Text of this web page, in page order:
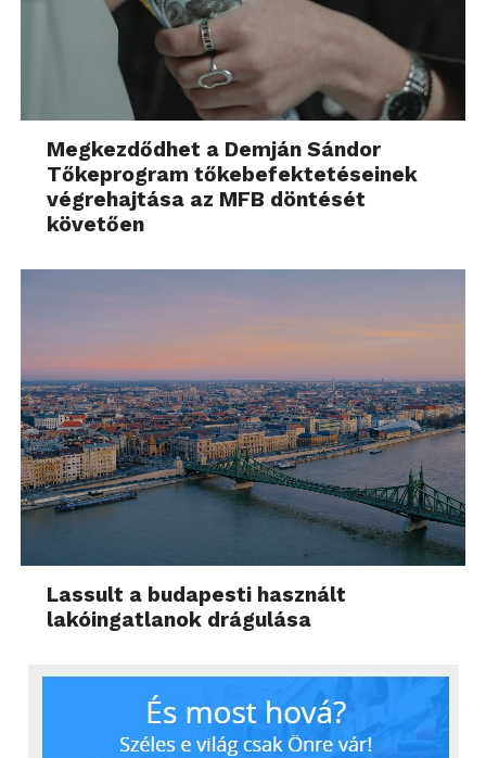
Megkezdődhet a Demján Sándor
Tőkeprogram tőkebefektetéseinek
végrehajtása az MFB döntését
követően
Lassult a budapesti használt
lakóingatlanok drágulása